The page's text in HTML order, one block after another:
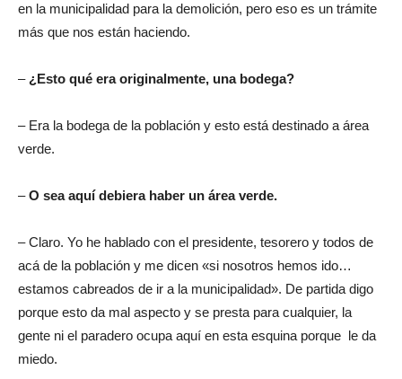
en la municipalidad para la demolición, pero eso es un trámite
más que nos están haciendo.
– ¿Esto qué era originalmente, una bodega?
– Era la bodega de la población y esto está destinado a área
verde.
–O sea aquí debiera haber un área verde.
– Claro. Yo he hablado con el presidente, tesorero y todos de
acá de la población y me dicen «si nosotros hemos ido…
estamos cabreados de ir a la municipalidad». De partida digo
porque esto da mal aspecto y se presta para cualquier, la
gente ni el paradero ocupa aquí en esta esquina porque le da
miedo.